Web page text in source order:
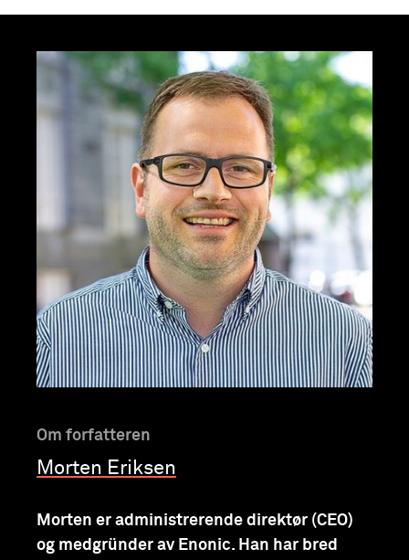
Om forfatteren
Morten Eriksen
Morten er administrerende direktør (CEO)
og medgründer av Enonic. Han har bred